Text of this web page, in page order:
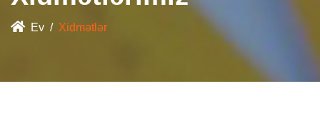
Ev Xidmətlər